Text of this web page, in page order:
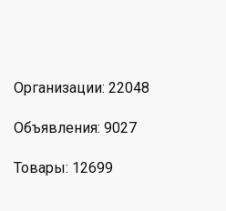
Организации: 22048
Объявления: 9027
Товары: 12699